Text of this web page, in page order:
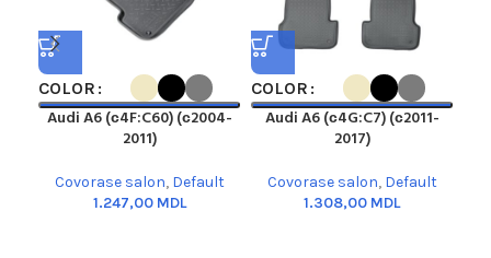
COLOR
Audi A6 (с4F:C60) (с2004-
2011)
Covorase salon, Default
MDL
COLOR
Audi A6 (с4G:C7) (с2011-
2017)
Covorase salon, Default
MDL